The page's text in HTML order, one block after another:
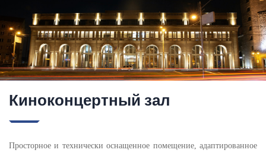
Киноконцертный зал
Просторное и технически оснащенное помещение, адаптированное